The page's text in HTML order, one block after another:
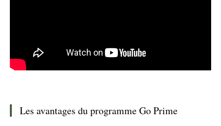
Les avantages du programme Go Prime